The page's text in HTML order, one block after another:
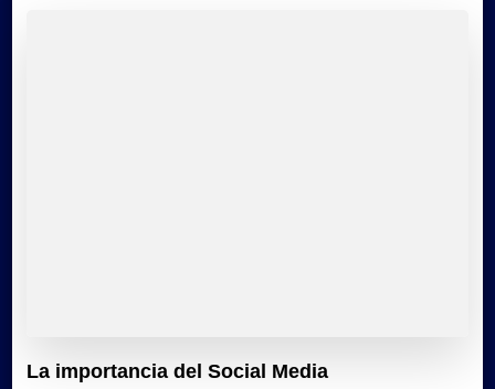
La importancia del Social Media